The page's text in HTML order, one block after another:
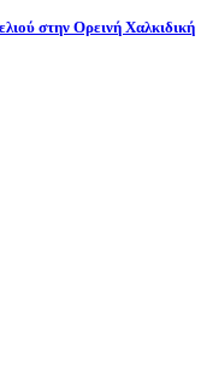
στην Ορεινή Χαλκιδική